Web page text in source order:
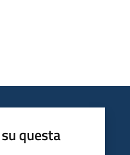
questa